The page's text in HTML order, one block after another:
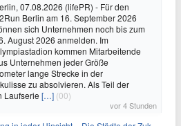
07.08.2026 (lifePR) - Für den
Berlin am 16. September 2026
sich Unternehmen noch bis zum
August 2026 anmelden. Im
kommen Mitarbeitende
Unternehmen jeder Größe
lange Strecke in der
zu absolvieren. Als Teil der
Laufserie […] (00)
vor 4 Stunden